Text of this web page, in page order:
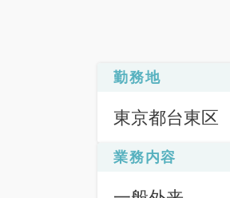
勤務地
東京都台東区
業務内容